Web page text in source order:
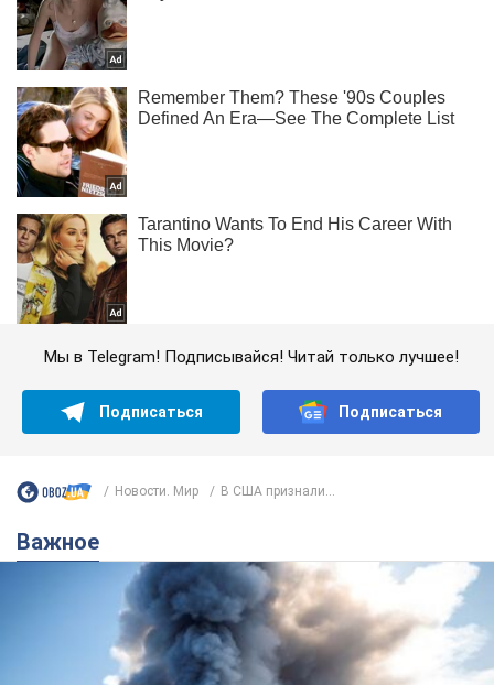
Мы в Telegram! Подписывайся! Читай только лучшее!
Подписаться Подписаться
Новости. Мир В США признали...
Важное